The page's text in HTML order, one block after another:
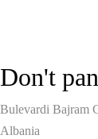
Don't
Bulevardi Bajram
Albania